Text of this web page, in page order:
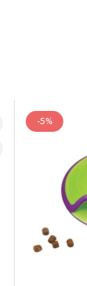
-5%